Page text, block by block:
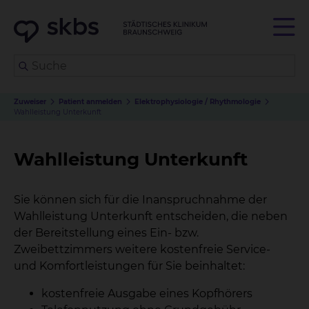
Zuweiser Patient anmelden
Elektrophysiologie / Rhythmologie
Wahlleistung Unterkunft
Wahlleistung Unterkunft
Sie können sich für die Inanspruchnahme der
Wahlleistung Unterkunft entscheiden, die neben
der Bereitstellung eines Ein- bzw.
Zweibettzimmers weitere kostenfreie Service-
und Komfortleistungen für Sie beinhaltet:
kostenfreie Ausgabe eines Kopfhörers